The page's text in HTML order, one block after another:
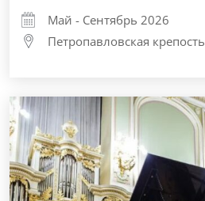
Май - Сентябрь 2026
Петропавловская крепость